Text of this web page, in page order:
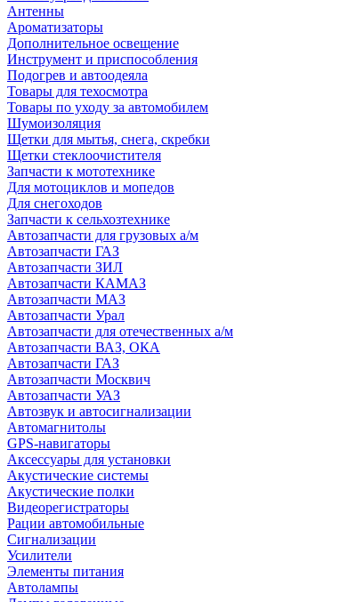
Антенны
Ароматизаторы
Дополнительное освещение
Инструмент и приспособления
Подогрев и автоодеяла
Товары для техосмотра
Товары по уходу за автомобилем
Шумоизоляция
Щетки для мытья, снега, скребки
Щетки стеклоочистителя
Запчасти к мототехнике
Для мотоциклов и мопедов
Для снегоходов
Запчасти к сельхозтехнике
Автозапчасти для грузовых а/м
Автозапчасти ГАЗ
Автозапчасти ЗИЛ
Автозапчасти КАМАЗ
Автозапчасти МАЗ
Автозапчасти Урал
Автозапчасти для отечественных а/м
Автозапчасти ВАЗ, ОКА
Автозапчасти ГАЗ
Автозапчасти Москвич
Автозапчасти УАЗ
Автозвук и автосигнализации
Автомагнитолы
GPS-навигаторы
Аксессуары для установки
Акустические системы
Акустические полки
Видеорегистраторы
Рации автомобильные
Сигнализации
Усилители
Элементы питания
Автолампы